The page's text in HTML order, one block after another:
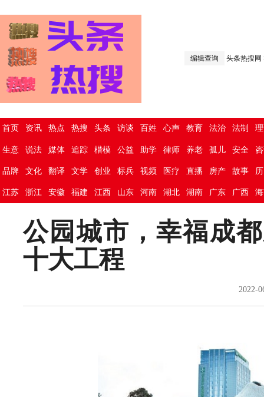
编辑查询 头条热搜网
首页 资讯 热点 热搜 头条 访谈 百姓 心声 教育 法治 法制
生意 说法 媒体 追踪 楷模 公益 助学 律师 养老 孤儿 安全
品牌 文化 翻译 文学 创业 标兵 视频 医疗 直播 房产 故事
江苏 浙江 安徽 福建 江西 山东 河南 湖北 湖南 广东 广西
公园城市，幸福成
十大工程
2022-